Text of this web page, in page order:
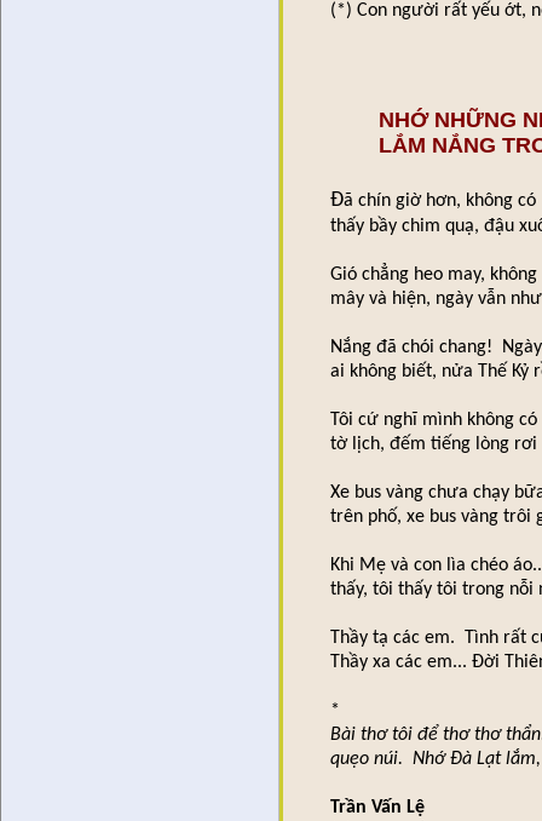
(*) Con người rất yếu ớt,
NHỚ NHỮNG
LẮM NẮNG
Đã chín giờ hơn, không
thấy bầy chim quạ, đậu
Gió chẳng heo may,
mây và hiện, ngày vẫn
Nắng đã chói chang!
ai không biết, nửa Thế Kỷ
Tôi cứ nghĩ mình không
tờ lịch, đếm tiếng lòng rơi
Xe bus vàng chưa chạy
trên phố, xe bus vàng trôi
Khi Mẹ và con lìa chéo
thấy, tôi thấy tôi trong nỗi
Thầy tạ các em. Tình rất
Thầy xa các em... Đời
*
Bài thơ tôi để thơ thơ
quẹo núi. Nhớ Đà Lạt
Trần Vấn Lệ